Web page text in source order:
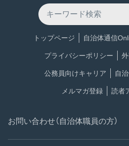
トップページ 自治体通信
プライバシーポリシー
公務員向けキャリア 自
メルマガ登録 読者
お問い合わせ（自治体職員の方）